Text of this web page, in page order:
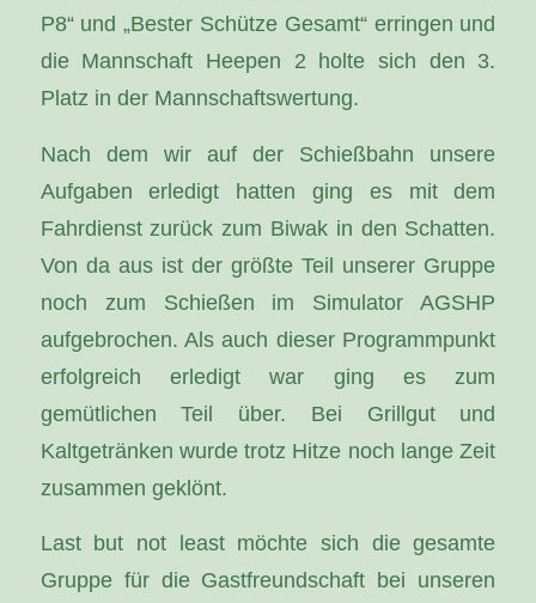
P8“ und „Bester Schütze Gesamt“ erringen und
die Mannschaft Heepen 2 holte sich den 3.
Platz in der Mannschaftswertung.
Nach dem wir auf der Schießbahn unsere
Aufgaben erledigt hatten ging es mit dem
Fahrdienst zurück zum Biwak in den Schatten.
Von da aus ist der größte Teil unserer Gruppe
noch zum Schießen im Simulator AGSHP
aufgebrochen. Als auch dieser Programmpunkt
erfolgreich erledigt war ging es zum
gemütlichen Teil über. Bei Grillgut und
Kaltgetränken wurde trotz Hitze noch lange Zeit
zusammen geklönt.
Last but not least möchte sich die gesamte
Gruppe für die Gastfreundschaft bei unseren